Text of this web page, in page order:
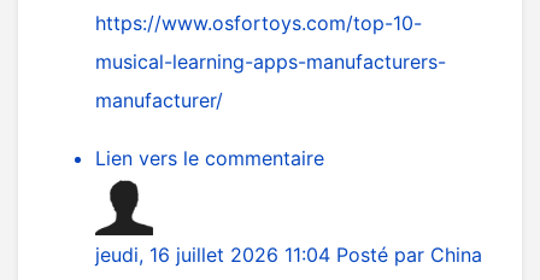
https://www.osfortoys.com/top-10-
musical-learning-apps-manufacturers-
manufacturer/
Lien vers le commentaire
jeudi, 16 juillet 2026 11:04 Posté par China